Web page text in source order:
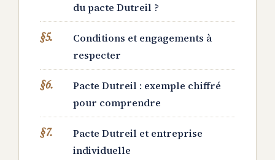
du pacte Dutreil ?
Conditions et engagements à
respecter
Pacte Dutreil : exemple chiffré
pour comprendre
Pacte Dutreil et entreprise
individuelle